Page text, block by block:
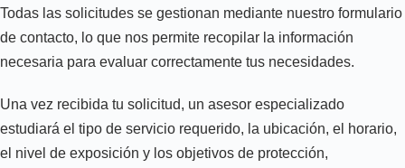
Todas las solicitudes se gestionan mediante nuestro formulario
de contacto, lo que nos permite recopilar la información
necesaria para evaluar correctamente tus necesidades.
Una vez recibida tu solicitud, un asesor especializado
estudiará el tipo de servicio requerido, la ubicación, el horario,
el nivel de exposición y los objetivos de protección,